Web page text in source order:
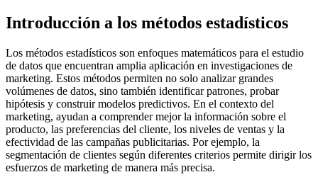
Introducción a los métodos estadísticos
Los métodos estadísticos son enfoques matemáticos para el estudio
de datos que encuentran amplia aplicación en investigaciones de
marketing. Estos métodos permiten no solo analizar grandes
volúmenes de datos, sino también identificar patrones, probar
hipótesis y construir modelos predictivos. En el contexto del
marketing, ayudan a comprender mejor la información sobre el
producto, las preferencias del cliente, los niveles de ventas y la
efectividad de las campañas publicitarias. Por ejemplo, la
segmentación de clientes según diferentes criterios permite dirigir los
esfuerzos de marketing de manera más precisa.